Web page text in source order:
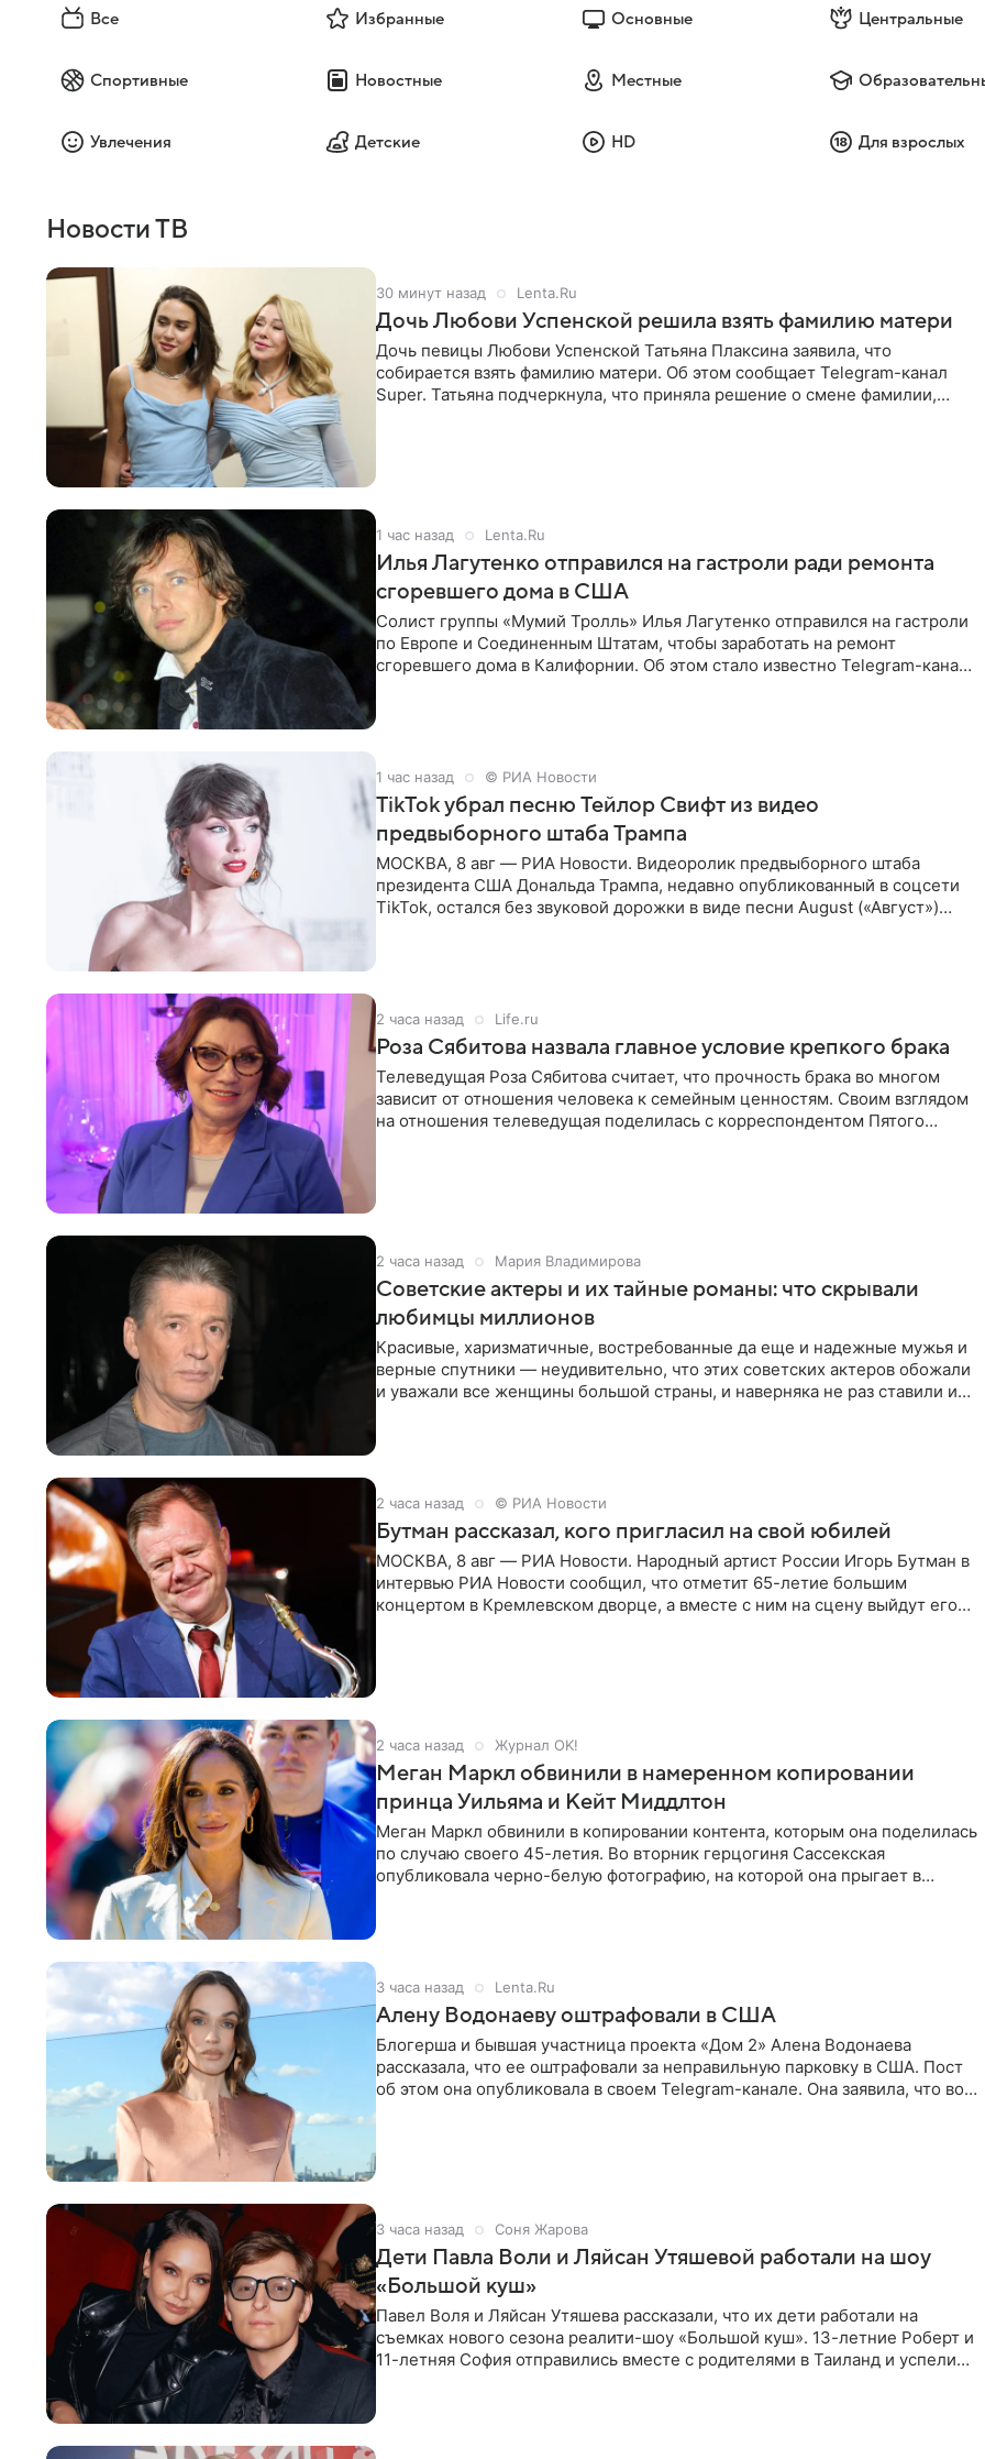
Все Избранные Основные Центральные
Спортивные Новостные Местные
Увлечения Детские HD Для взрослых
Новости ТВ
30 минут назад Lenta.Ru
Дочь Любови Успенской решила взять фамилию матери
Дочь певицы Любови Успенской Татьяна Плаксина заявила, что
собирается взять фамилию матери. Об этом сообщает Telegram-канал
Super. Татьяна подчеркнула, что приняла решение о смене фамилии,
1 час назад Lenta.Ru
Илья Лагутенко отправился на гастроли ради ремонта
сгоревшего дома в США
Солист группы «Мумий Тролль» Илья Лагутенко отправился на гастроли
по Европе и Соединенным Штатам, чтобы заработать на ремонт
сгоревшего дома в Калифорнии. Об этом стало известно Telegram-каналу
1 час назад © РИА Новости
TikTok убрал песню Тейлор Свифт из видео
предвыборного штаба Трампа
МОСКВА, 8 авг — РИА Новости. Видеоролик предвыборного штаба
президента США Дональда Трампа, недавно опубликованный в соцсети
TikTok, остался без звуковой дорожки в виде песни August («Август»)
2 часа назад Life.ru
Роза Сябитова назвала главное условие крепкого брака
Телеведущая Роза Сябитова считает, что прочность брака во многом
зависит от отношения человека к семейным ценностям. Своим взглядом
на отношения телеведущая поделилась с корреспондентом Пятого
2 часа назад Мария Владимирова
Советские актеры и их тайные романы: что скрывали
любимцы миллионов
Красивые, харизматичные, востребованные да еще и надежные мужья и
верные спутники — неудивительно, что этих советских актеров обожали
и уважали все женщины большой страны, и наверняка не раз ставили их
2 часа назад © РИА Новости
Бутман рассказал, кого пригласил на свой юбилей
МОСКВА, 8 авг — РИА Новости. Народный артист России Игорь Бутман в
интервью РИА Новости сообщил, что отметит 65-летие большим
концертом в Кремлевском дворце, а вместе с ним на сцену выйдут его
2 часа назад Журнал OK!
Меган Маркл обвинили в намеренном копировании
принца Уильяма и Кейт Миддлтон
Меган Маркл обвинили в копировании контента, которым она поделилась
по случаю своего 45-летия. Во вторник герцогиня Сассекская
опубликовала черно-белую фотографию, на которой она прыгает в
3 часа назад Lenta.Ru
Алену Водонаеву оштрафовали в США
Блогерша и бывшая участница проекта «Дом 2» Алена Водонаева
рассказала, что ее оштрафовали за неправильную парковку в США. Пост
об этом она опубликовала в своем Telegram-канале. Она заявила, что во
3 часа назад Соня Жарова
Дети Павла Воли и Ляйсан Утяшевой работали на шоу
«Большой куш»
Павел Воля и Ляйсан Утяшева рассказали, что их дети работали на
съемках нового сезона реалити-шоу «Большой куш». 13-летние Роберт и
11-летняя София отправились вместе с родителями в Таиланд и успели